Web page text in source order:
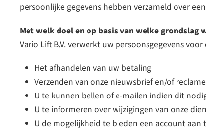
persoonlijke gegevens hebben verzameld over
Met welk doel en op basis van welke grondslag
Vario Lift B.V. verwerkt uw persoonsgegevens
Het afhandelen van uw betaling
Verzenden van onze nieuwsbrief en/of
U te kunnen bellen of e-mailen indien dit
U te informeren over wijzigingen van onze
U de mogelijkheid te bieden een account aan